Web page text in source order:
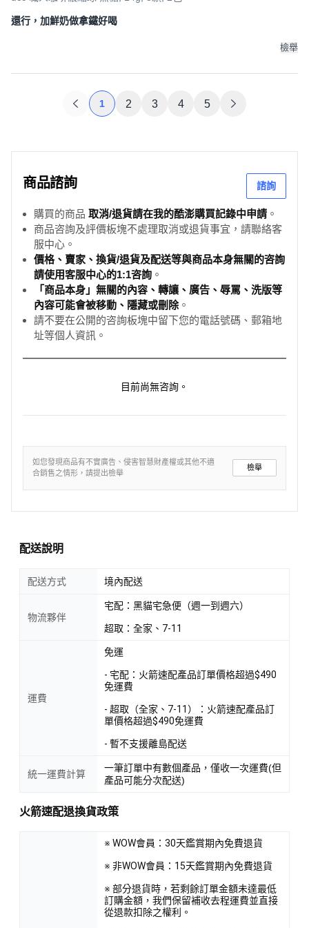
還行，加鮮奶做拿鐵好喝
檢舉
1 2 3 4 5
商品諮詢 諮詢
購買的商品 取消/退貨請在我的酷澎購買記錄中申請 。
商品咨詢及評價板塊不處理取消或退貨事宜，請聯絡客
服中心。
價格、賣家、換貨/退貨及配送等與商品本身無關的咨詢
請使用客服中心的1:1咨詢 。
「商品本身」無關的內容、轉讓、廣告、辱罵、洗版等
內容可能會被移動、隱藏或刪除。
請不要在公開的咨詢板塊中留下您的電話號碼、郵箱地
址等個人資訊。
目前尚無咨詢。
如您發現商品有不實廣告、侵害智慧財產權或其他不適
合銷售之情形，請提出檢舉
檢舉
配送說明
配送方式 境內配送
物流夥伴
宅配：黑貓宅急便（週一到週六）
超取：全家、7-11
運費
免運
- 宅配：火箭速配產品訂單價格超過$490
免運費
- 超取（全家、7-11）：火箭速配產品訂
單價格超過$490免運費
- 暫不支援離島配送
統一運費計算
一筆訂單中有數個產品，僅收一次運費(但
產品可能分次配送)
火箭速配退換貨政策
※ WOW會員：30天鑑賞期內免費退貨
※ 非WOW會員：15天鑑賞期內免費退貨
※ 部分退貨時，若剩餘訂單金額未達最低
訂購金額，我們保留補收去程運費並直接
從退款扣除之權利。